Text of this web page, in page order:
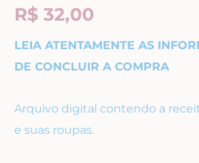
R$ 32,00
LEIA ATENTAMENTE AS
DE CONCLUIR A COMPRA
Arquivo digital contendo a
e suas roupas.